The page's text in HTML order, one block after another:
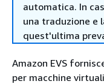
automatica. In
una traduzione e
quest'ultima
Amazon EVS
per macchine